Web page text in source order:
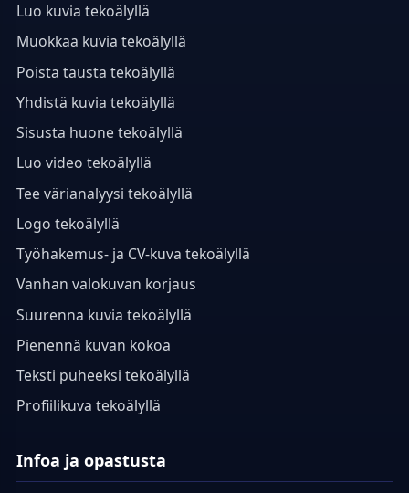
Luo kuvia tekoälyllä
Muokkaa kuvia tekoälyllä
Poista tausta tekoälyllä
Yhdistä kuvia tekoälyllä
Sisusta huone tekoälyllä
Luo video tekoälyllä
Tee värianalyysi tekoälyllä
Logo tekoälyllä
Työhakemus- ja CV-kuva tekoälyllä
Vanhan valokuvan korjaus
Suurenna kuvia tekoälyllä
Pienennä kuvan kokoa
Teksti puheeksi tekoälyllä
Profiilikuva tekoälyllä
Infoa ja opastusta